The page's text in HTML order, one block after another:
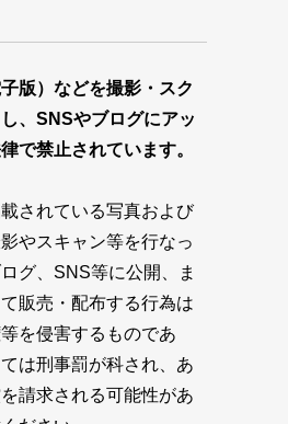
版）などを撮影・スク
、SNSやブログにアッ
で禁止されています。
されている写真および
やスキャン等を行なっ
グ、SNS等に公開、ま
販売・配布する行為は
を侵害するものであ
は刑事罰が科され、あ
請求される可能性があ